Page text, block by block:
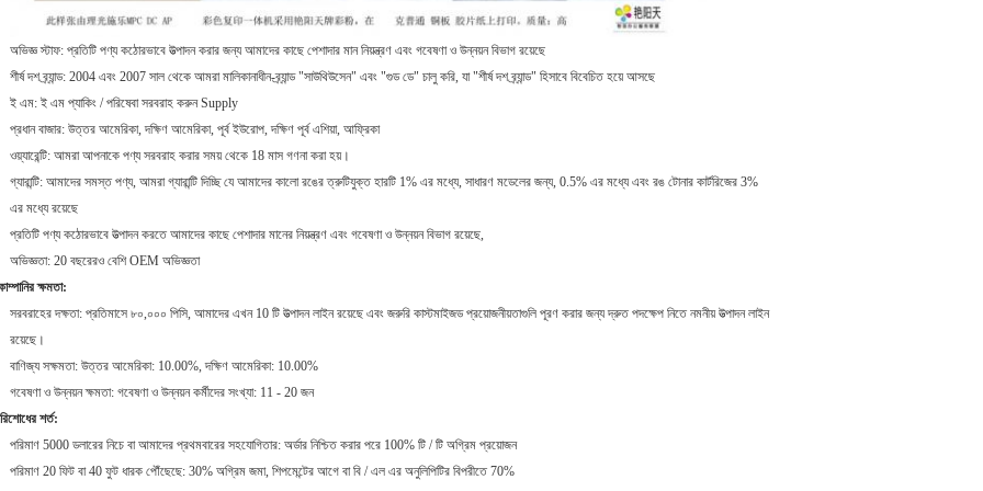
অভিজ্ঞ স্টাফ: প্রতিটি পণ্য কঠোরভাবে উত্পাদন করার জন্য আমাদের কাছে পেশাদার মান নিয়ন্ত্রণ এবং গবেষণা ও উন্নয়ন বিভাগ রয়েছে
শীর্ষ দশ ব্র্যান্ড: 2004 এবং 2007 সাল থেকে আমরা মালিকানাধীন-ব্র্যান্ড "সাউথিউসেন" এবং "গুড ডে" চালু করি, যা "শীর্ষ দশ ব্র্যান্ড" হিসাবে বিবেচিত হয়ে আসছে
ই এম: ই এম প্যাকিং / পরিষেবা সরবরাহ করুন Supply
প্রধান বাজার: উত্তর আমেরিকা, দক্ষিণ আমেরিকা, পূর্ব ইউরোপ, দক্ষিণ পূর্ব এশিয়া, আফ্রিকা
ওয়্যারেন্টি: আমরা আপনাকে পণ্য সরবরাহ করার সময় থেকে 18 মাস গণনা করা হয়।
গ্যারান্টি: আমাদের সমস্ত পণ্য, আমরা গ্যারান্টি দিচ্ছি যে আমাদের কালো রঙের ত্রুটিযুক্ত হারটি 1% এর মধ্যে, সাধারণ মডেলের জন্য, 0.5% এর মধ্যে এবং রঙ টোনার কার্টরিজের 3%
এর মধ্যে রয়েছে
প্রতিটি পণ্য কঠোরভাবে উত্পাদন করতে আমাদের কাছে পেশাদার মানের নিয়ন্ত্রণ এবং গবেষণা ও উন্নয়ন বিভাগ রয়েছে,
অভিজ্ঞতা: 20 বছরেরও বেশি OEM অভিজ্ঞতা
ক্ষমতা:
সরবরাহের দক্ষতা: প্রতিমাসে ৮০,০০০ পিসি, আমাদের এখন 10 টি উত্পাদন লাইন রয়েছে এবং জরুরি কাস্টমাইজড প্রয়োজনীয়তাগুলি পূরণ করার জন্য দ্রুত পদক্ষেপ নিতে নমনীয় উত্পাদন লাইন
রয়েছে।
বাণিজ্য সক্ষমতা: উত্তর আমেরিকা: 10.00%, দক্ষিণ আমেরিকা: 10.00%
গবেষণা ও উন্নয়ন ক্ষমতা: গবেষণা ও উন্নয়ন কর্মীদের সংখ্যা: 11 - 20 জন
শর্ত:
পরিমাণ 5000 ডলারের নিচে বা আমাদের প্রথমবারের সহযোগিতার: অর্ডার নিশ্চিত করার পরে 100% টি / টি অগ্রিম প্রয়োজন
পরিমাণ 20 ফিট বা 40 ফুট ধারক পৌঁছেছে: 30% অগ্রিম জমা, শিপমেন্টের আগে বা বি / এল এর অনুলিপিটির বিপরীতে 70%